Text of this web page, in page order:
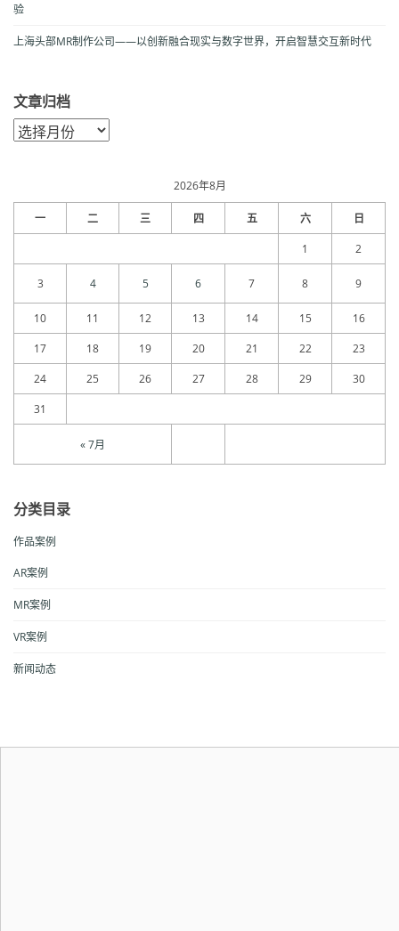
验
上海头部MR制作公司——以创新融合现实与数字世界，开启智慧交互新时代
文章归档
文
章
2026年8月
一 二 三 四 五 六 日
« 7月
1 2
3 4 5 6 7 8 9
10 11 12 13 14 15
16
17
18 19 20 21 22
23
24
25 26 27 28 29
30
31
分类目录
作品案例
AR案例
MR案例
VR案例
新闻动态